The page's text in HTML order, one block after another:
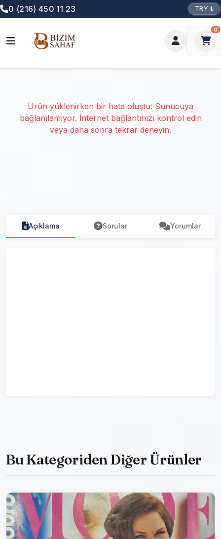
0 (216) 450 11 23 TRY ₺
0
Ürün yüklenirken bir hata oluştu: Sunucuya
bağlanılamıyor. İnternet bağlantınızı kontrol edin
veya daha sonra tekrar deneyin.
Açıklama Sorular Yorumlar
Bu Kategoriden Diğer Ürünler